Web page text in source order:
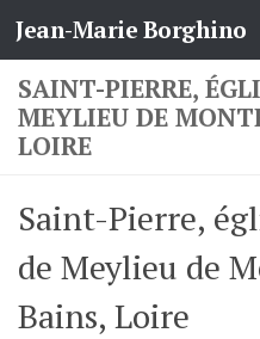
Skip to content
Jean-Marie Borghino
SAINT-PIERRE,
MEYLIEU DE
LOIRE
Saint-Pierre,
de Meylieu de
Bains, Loire